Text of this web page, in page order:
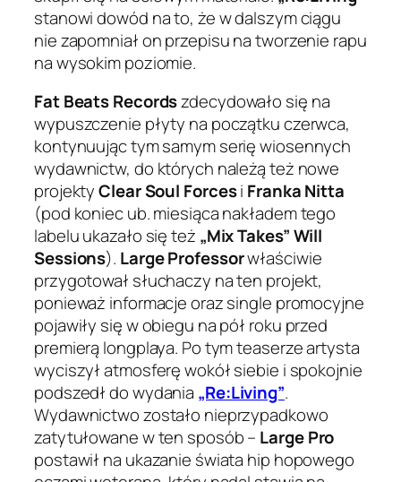
stanowi dowód na to, że w dalszym ciągu
nie zapomniał on przepisu na tworzenie rapu
na wysokim poziomie.
Fat Beats Recordszdecydowało się na
wypuszczenie płyty na początku czerwca,
kontynuując tym samym serię wiosennych
wydawnictw, do których należą też nowe
projektyClear Soul Forcesi Franka Nitta
(pod koniec ub. miesiąca nakładem tego
labelu ukazało się też „Mix Takes” Will
Sessions). Large Professorwłaściwie
przygotował słuchaczy na ten projekt,
ponieważ informacje oraz single promocyjne
pojawiły się w obiegu na pół roku przed
premierą longplaya. Po tym teaserze artysta
wyciszył atmosferę wokół siebie i spokojnie
podszedł do wydania „Re:Living”.
Wydawnictwo zostało nieprzypadkowo
zatytułowane w ten sposób – Large Pro
postawił na ukazanie świata hip hopowego